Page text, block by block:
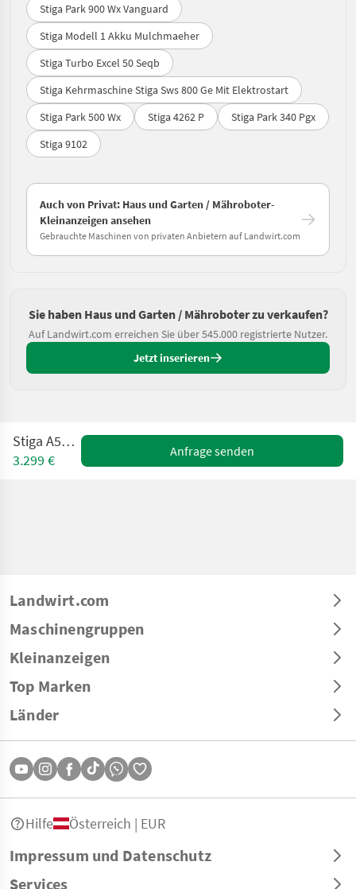
Stiga Park 900 Wx Vanguard
Stiga Modell 1 Akku Mulchmaeher
Stiga Turbo Excel 50 Seqb
Stiga Kehrmaschine Stiga Sws 800 Ge Mit Elektrostart
Stiga Park 500 Wx
Stiga 4262 P
Stiga Park 340 Pgx
Stiga 9102
Auch von Privat: Haus und Garten / Mähroboter-
Kleinanzeigen ansehen
Gebrauchte Maschinen von privaten Anbietern auf Landwirt.com
Sie haben Haus und Garten / Mähroboter zu verkaufen?
Auf Landwirt.com erreichen Sie über 545.000 registrierte Nutzer.
Jetzt inserieren
Stiga A50 Vista
3.299 €
Anfrage senden
Landwirt.com
Maschinengruppen
Kleinanzeigen
Top Marken
Länder
Impressum und Datenschutz
Services
Hilfe Österreich | EUR